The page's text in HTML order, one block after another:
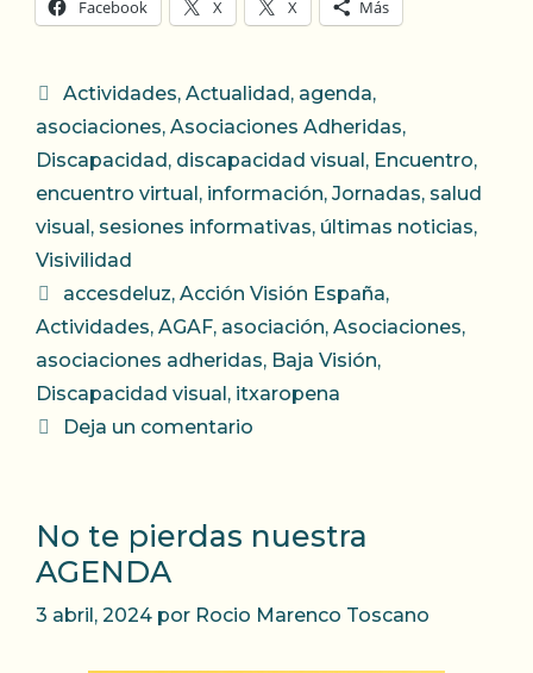
Facebook X X Más
Categorías
Actividades, Actualidad , agenda,
asociaciones, Asociaciones Adheridas,
Discapacidad , discapacidad visual , Encuentro,
encuentro virtual , información, Jornadas, salud
visual , sesiones informativas, últimas noticias,
Visivilidad
Etiquetas
accesdeluz, Acción Visión España,
Actividades, AGAF, asociación, Asociaciones,
asociaciones adheridas, Baja Visión,
Discapacidad visual , itxaropena
Deja un comentario
No te pierdas nuestra
AGENDA
3 abril, 2024 por Rocio Marenco Toscano